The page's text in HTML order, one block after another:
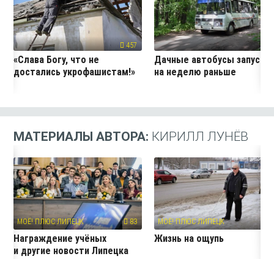
457
«Слава Богу, что не
достались укрофашистам!»
Дачные автобусы
на неделю раньше
МАТЕРИАЛЫ АВТОРА: КИРИЛЛ ЛУНЁВ
МОЁ! ПЛЮС ЛИПЕЦК 83
Награждение учёных
и другие новости Липецка
МОЁ! ПЛЮС ЛИПЕЦК
Жизнь на ощупь